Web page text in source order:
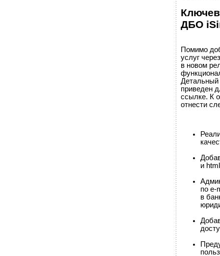
ДБО
Помимо
услуг
в новом
Детальный
приведен
ссылке. К
отнести
и
по e-
в